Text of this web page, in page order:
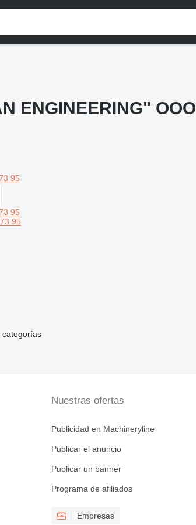
ENGINEERING" OOO
95
95
95
categorías
Nuestras ofertas
Publicidad en Machineryline
Publicar el anuncio
Publicar un banner
Programa de afiliados
Empresas